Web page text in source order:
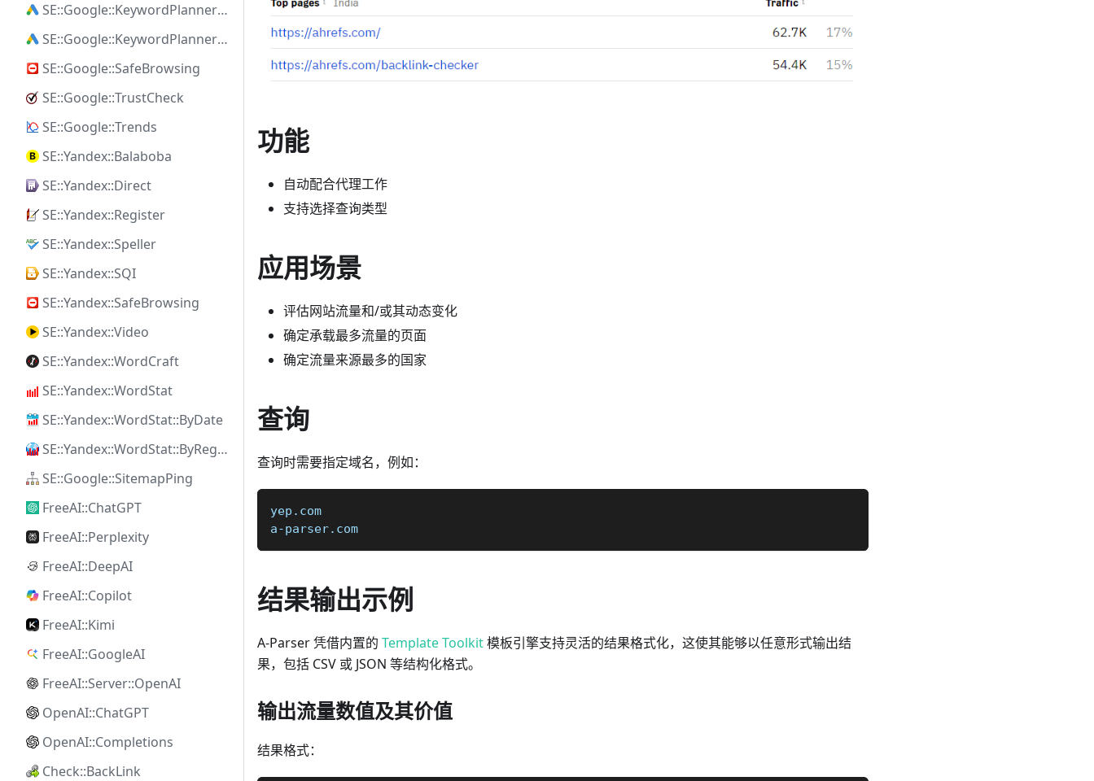
SE::Google::KeywordPlanner::Ideas
SE::Google::KeywordPlanner::SearchVolume
SE::Google::SafeBrowsing
SE::Google::TrustCheck
SE::Google::Trends
SE::Yandex::Balaboba
SE::Yandex::Direct
SE::Yandex::Register
SE::Yandex::Speller
SE::Yandex::SQI
SE::Yandex::SafeBrowsing
SE::Yandex::Video
SE::Yandex::WordCraft
SE::Yandex::WordStat
SE::Yandex::WordStat::ByDate
SE::Yandex::WordStat::ByRegion
SE::Google::SitemapPing
FreeAI::ChatGPT
FreeAI::Perplexity
FreeAI::DeepAI
FreeAI::Copilot
FreeAI::Kimi
FreeAI::GoogleAI
FreeAI::Server::OpenAI
OpenAI::ChatGPT
OpenAI::Completions
Check::BackLink
功能
自动配合代理工作
支持选择查询类型
应用场景
评估网站流量和/或其动态变化
确定承载最多流量的页面
确定流量来源最多的国家
查询
查询时需要指定域名，例如：
yep.com
a-parser.com
结果输出示例
A-Parser 凭借内置的 Template Toolkit模板引擎支持灵活的结果格式化，这使其能够以任意形式输出结
果，包括 CSV 或 JSON 等结构化格式。
输出流量数值及其价值
结果格式：